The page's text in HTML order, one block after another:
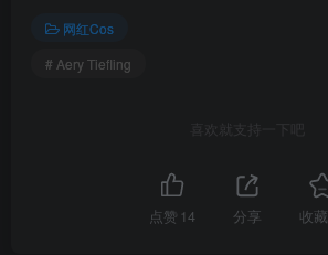
034.Aery Tiefling – Yor Forger[71P-1V-238.1M]
网红Cos
# Aery Tiefling
喜欢就支持一下吧
点赞 14 分享 收藏